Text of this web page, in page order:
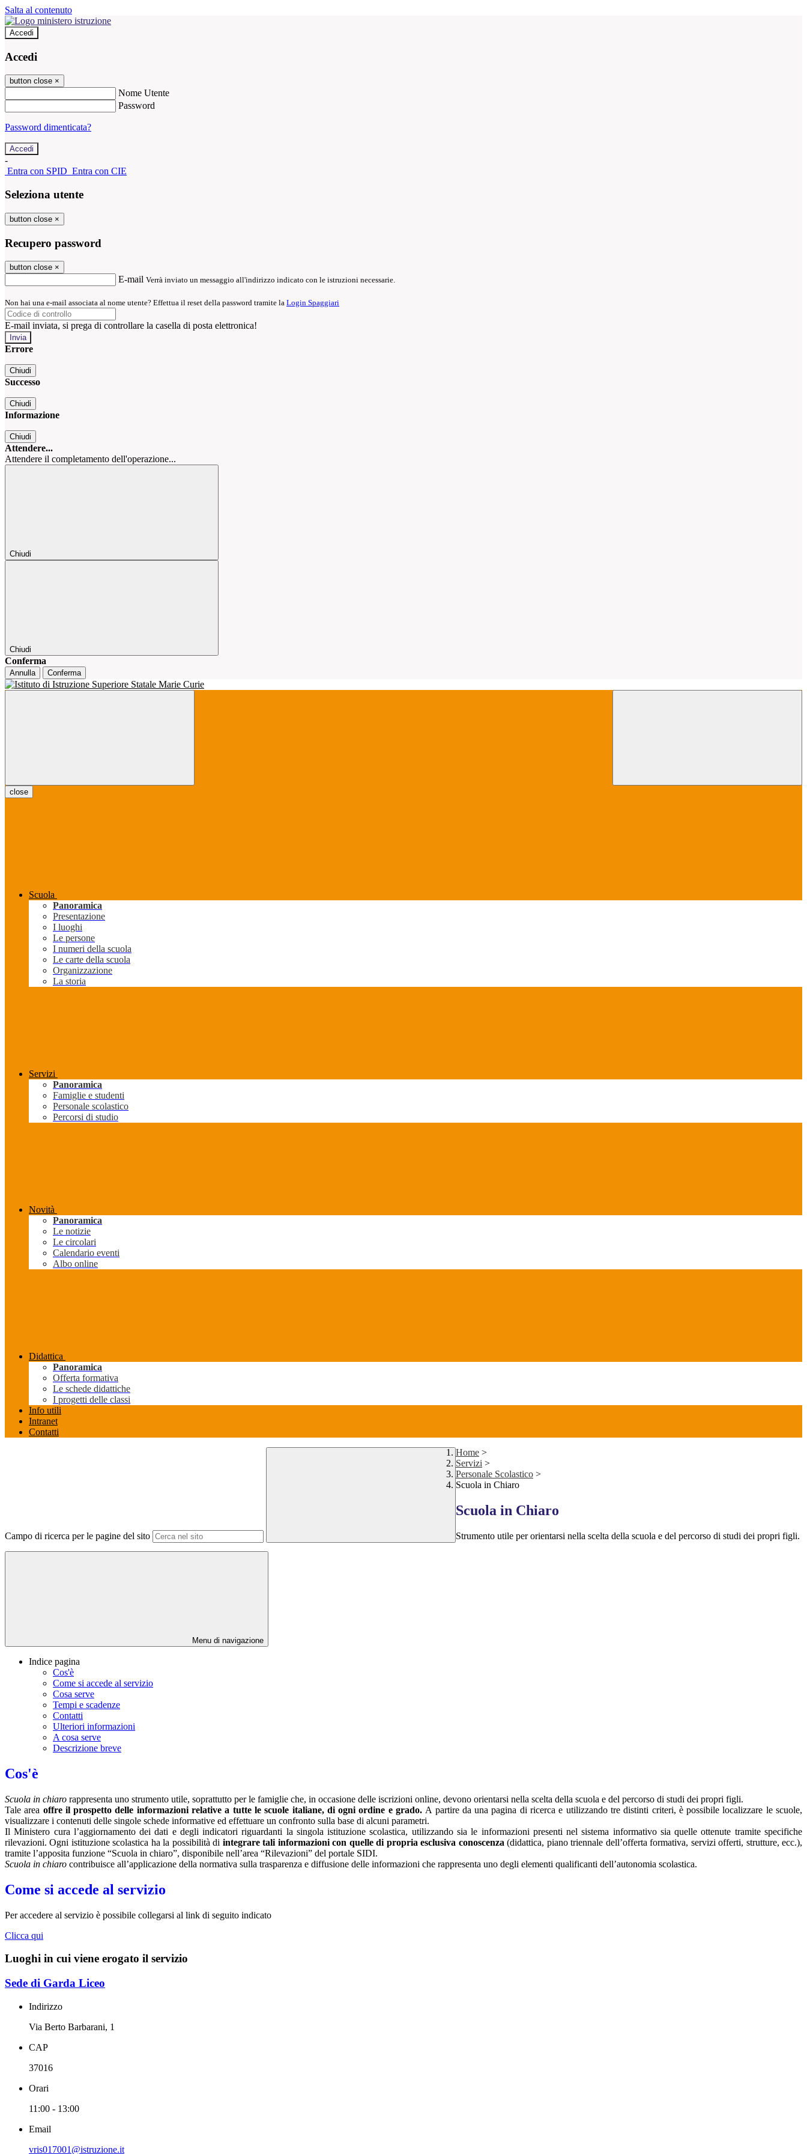
Salta al contenuto
Accedi
Accedi
button close ×
Nome Utente
Password
Password dimenticata?
-
Entra con SPID Entra con CIE
Seleziona utente
button close ×
Recupero password
button close ×
E-mail Verrà inviato un messaggio all'indirizzo indicato con le istruzioni necessarie.
Non hai una e-mail associata al nome utente? Effettua il reset della password tramite la Login Spaggiari
E-mail inviata, si prega di controllare la casella di posta elettronica!
Errore
Chiudi
Successo
Chiudi
Informazione
Chiudi
Attendere...
Attendere il completamento dell'operazione...
Chiudi
Chiudi
Conferma
Annulla Conferma
close
Scuola
Panoramica
Presentazione
I luoghi
Le persone
I numeri della scuola
Le carte della scuola
Organizzazione
La storia
Servizi
Panoramica
Famiglie e studenti
Personale scolastico
Percorsi di studio
Novità
Panoramica
Le notizie
Le circolari
Calendario eventi
Albo online
Didattica
Panoramica
Offerta formativa
Le schede didattiche
I progetti delle classi
Info utili
Intranet
Contatti
Campo di ricerca per le pagine del sito
Home >
Servizi >
Personale Scolastico >
Scuola in Chiaro
Scuola in Chiaro
Strumento utile per orientarsi nella scelta della scuola e del percorso di studi dei propri figli.
Menu di navigazione
Indice pagina
Cos'è
Come si accede al servizio
Cosa serve
Tempi e scadenze
Contatti
Ulteriori informazioni
A cosa serve
Descrizione breve
Cos'è
Scuola in chiaro rappresenta uno strumento utile, soprattutto per le famiglie che, in occasione delle iscrizioni online, devono orientarsi nella scelta della scuola e del percorso di studi dei propri figli.
Tale area offre il prospetto delle informazioni relative a tutte le scuole italiane, di ogni ordine e grado. A partire da una pagina di ricerca e utilizzando tre distinti criteri, è possibile localizzare le scuole,
visualizzare i contenuti delle singole schede informative ed effettuare un confronto sulla base di alcuni parametri.
Il Ministero cura l’aggiornamento dei dati e degli indicatori riguardanti la singola istituzione scolastica, utilizzando sia le informazioni presenti nel sistema informativo sia quelle ottenute tramite specifiche
rilevazioni.Ogni istituzione scolastica ha la possibilità di integrare tali informazioni con quelle di propria esclusiva conoscenza (didattica, piano triennale dell’offerta formativa, servizi offerti, strutture, ecc.),
tramite l’apposita funzione “Scuola in chiaro”, disponibile nell’area “Rilevazioni” del portale SIDI.
Scuola in chiaro contribuisce all’applicazione della normativa sulla trasparenza e diffusione delle informazioni che rappresenta uno degli elementi qualificanti dell’autonomia scolastica.
Come si accede al servizio
Per accedere al servizio è possibile collegarsi al link di seguito indicato
Clicca qui
Luoghi in cui viene erogato il servizio
Sede di Garda Liceo
Indirizzo
Via Berto Barbarani, 1
CAP
37016
Orari
11:00 - 13:00
Email
vris017001@istruzione.it